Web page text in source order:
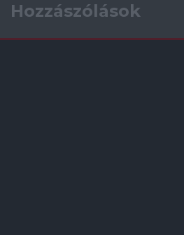
Hozzászólások